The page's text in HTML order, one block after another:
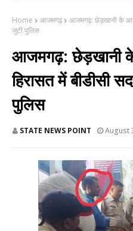
Home आजमगढ़
आजमगढ़: छेड़खानी के
जुटी पुलिस
आजमगढ़: छेड़खानी
हिरासत में बीडीसी
पुलिस
STATE NEWS POINT August